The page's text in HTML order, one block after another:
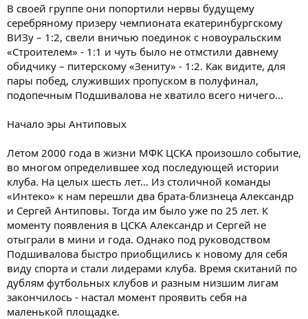
В своей группе они попортили нервы будущему
серебряному призеру чемпионата екатеринбургскому
ВИЗу – 1:2, свели вничью поединок с новоуральским
«Строителем» - 1:1 и чуть было не отмстили давнему
обидчику – питерскому «Зениту» - 1:2. Как видите, для
пары побед, служивших пропуском в полуфинал,
подопечным Подшивалова не хватило всего ничего…
Начало эры Антиповых
Летом 2000 года в жизни МФК ЦСКА произошло событие,
во многом определившее ход последующей истории
клуба. На целых шесть лет… Из столичной команды
«Интеко» к нам перешли два брата-близнеца Александр
и Сергей Антиповы. Тогда им было уже по 25 лет. К
моменту появления в ЦСКА Александр и Сергей не
отыграли в мини и года. Однако под руководством
Подшивалова быстро приобщились к новому для себя
виду спорта и стали лидерами клуба. Время скитаний по
дублям футбольных клубов и разным низшим лигам
закончилось - настал момент проявить себя на
маленькой площадке.